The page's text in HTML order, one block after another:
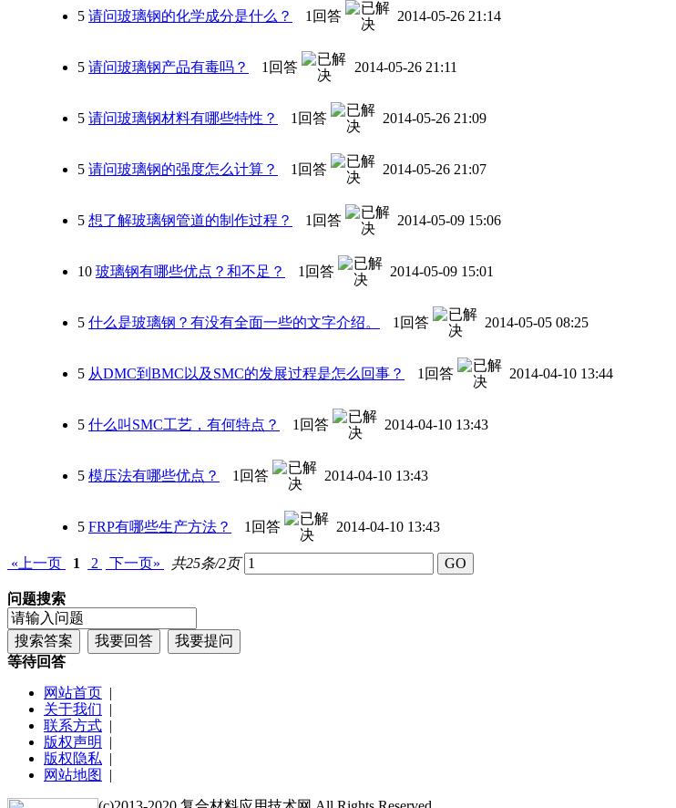
5 请问玻璃钢的化学成分是什么？ 1回答 2014-05-26 21:14
5 请问玻璃钢产品有毒吗？ 1回答 2014-05-26 21:11
5 请问玻璃钢材料有哪些特性？ 1回答 2014-05-26 21:09
5 请问玻璃钢的强度怎么计算？ 1回答 2014-05-26 21:07
5 想了解玻璃钢管道的制作过程？ 1回答 2014-05-09 15:06
10 玻璃钢有哪些优点？和不足？ 1回答 2014-05-09 15:01
5 什么是玻璃钢？有没有全面一些的文字介绍。 1回答 2014-05-05 08:25
5 从DMC到BMC以及SMC的发展过程是怎么回事？ 1回答 2014-04-10 13:44
5 什么叫SMC工艺，有何特点？ 1回答 2014-04-10 13:43
5 模压法有哪些优点？ 1回答 2014-04-10 13:43
5 FRP有哪些生产方法？ 1回答 2014-04-10 13:43
«上一页 1 2 下一页» 共25条/2页
问题搜索
等待回答
网站首页 |
关于我们 |
联系方式 |
版权声明
|
版权隐私 |
网站地图
|